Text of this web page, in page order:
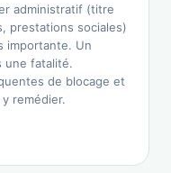
administratif (titre
prestations sociales)
importante. Un
une fatalité.
de blocage et
remédier.